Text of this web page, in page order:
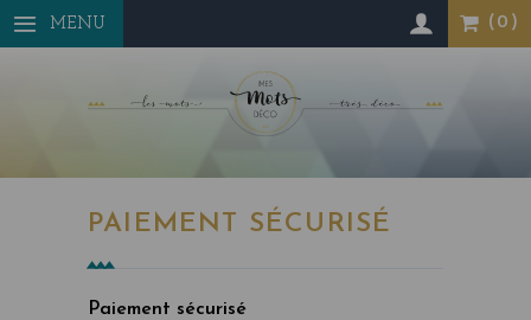
MENU
PAIEMENT SÉCURISÉ
Paiement sécurisé